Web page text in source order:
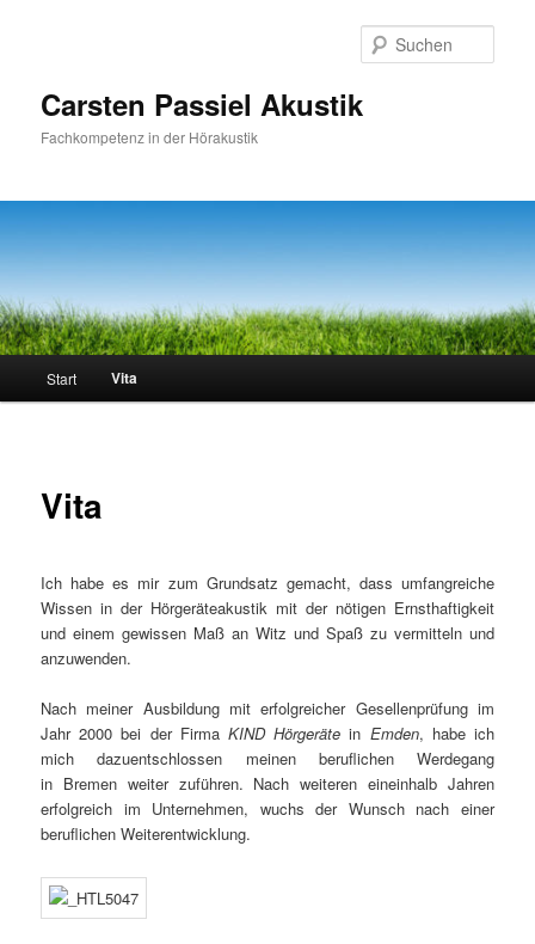
Carsten Passiel Akustik
Fachkompetenz in der Hörakustik
Start Vita
Vita
Ich habe es mir zum Grundsatz gemacht, dass umfangreiche
Wissen in der Hörgeräteakustik mit der nötigen Ernsthaftigkeit
und einem gewissen Maß an Witz und Spaß zu vermitteln und
anzuwenden.
Nach meiner Ausbildung mit erfolgreicher Gesellenprüfung im
Jahr 2000 bei der Firma KIND Hörgeräte in Emden, habe ich
mich dazuentschlossen meinen beruflichen Werdegang
in Bremen weiter zuführen. Nach weiteren eineinhalb Jahren
erfolgreich im Unternehmen, wuchs der Wunsch nach einer
beruflichen Weiterentwicklung.